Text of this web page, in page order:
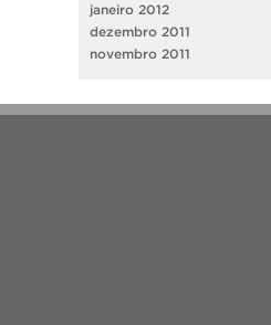
janeiro 2012
dezembro 2011
novembro 2011